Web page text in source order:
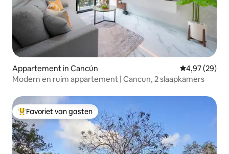
Appartement in Cancún Gemiddelde
4,97 (29)
Modern en ruim appartement | Cancun, 2 slaapkamers
Topfavoriet van gasten
Favoriet van gasten